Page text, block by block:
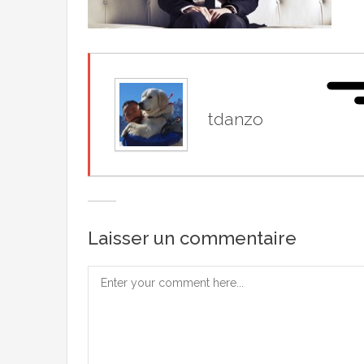
tdanzo
Laisser un commentaire